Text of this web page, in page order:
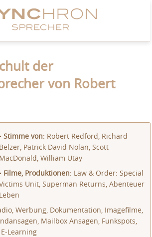
der
von Robert
•Stimme von: Robert Redford, Richard
Belzer, Patrick David Nolan, Scott
MacDonald, William Utay
• Filme, Produktionen: Law & Order: Special
Unit, Superman Returns, Abenteuer
Leben
Werbung, Dokumentation, Imagefilme,
Mailbox Ansagen, Funkspots,
Learning